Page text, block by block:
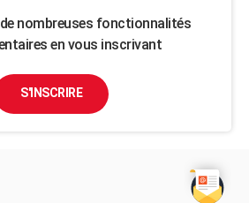
nombreuses fonctionnalités
en vous inscrivant
S'INSCRIRE